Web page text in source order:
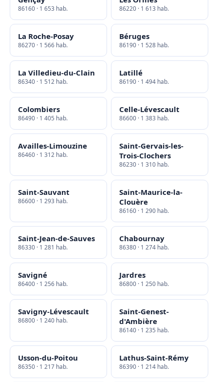
86160 · 1 653 hab. 86220 · 1 613 hab.
La Roche-Posay
86270 · 1 566 hab.
Béruges
86190 · 1 528 hab.
La Villedieu-du-Clain
86340 · 1 512 hab.
Latillé
86190 · 1 494 hab.
Colombiers
86490 · 1 405 hab.
Celle-Lévescault
86600 · 1 383 hab.
Availles-Limouzine
86460 · 1 312 hab.
Saint-Gervais-les-
Trois-Clochers
86230 · 1 310 hab.
Saint-Sauvant
86600 · 1 293 hab.
Saint-Maurice-la-
Clouère
86160 · 1 290 hab.
Saint-Jean-de-Sauves
86330 · 1 281 hab.
Chabournay
86380 · 1 274 hab.
Savigné
86400 · 1 256 hab.
Jardres
86800 · 1 250 hab.
Savigny-Lévescault
86800 · 1 240 hab.
Saint-Genest-
d'Ambière
86140 · 1 235 hab.
Usson-du-Poitou
86350 · 1 217 hab.
Lathus-Saint-Rémy
86390 · 1 214 hab.